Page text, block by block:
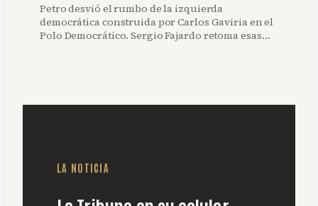
Petro desvió el rumbo de la izquierda
democrática construida por Carlos Gaviria en el
Polo Democrático. Sergio Fajardo retoma esas…
LA NOTICIA